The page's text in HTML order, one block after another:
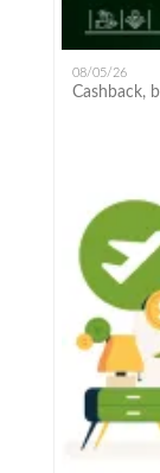
08/05/26
Cashback,